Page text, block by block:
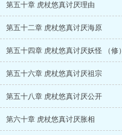
第五十章 虎杖悠真讨厌理由
第五十二章 虎杖悠真讨厌海原
第五十四章 虎杖悠真讨厌妖怪 （修）
第五十六章 虎杖悠真讨厌祖宗
第五十八章 虎杖悠真讨厌公开
第六十章 虎杖悠真讨厌胀相